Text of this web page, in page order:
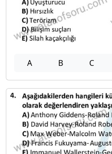
A B C